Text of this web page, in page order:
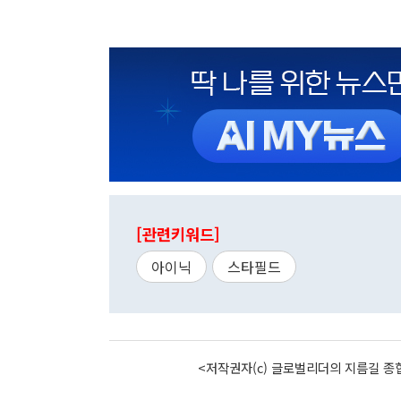
[관련키워드]
아이닉 스타필드
<저작권자(c) 글로벌리더의 지름길